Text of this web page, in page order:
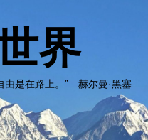
界
由是在路上。”—赫尔曼·黑塞